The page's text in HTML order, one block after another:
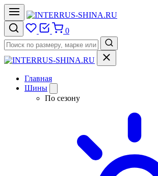
0
Главная
Шины
По сезону